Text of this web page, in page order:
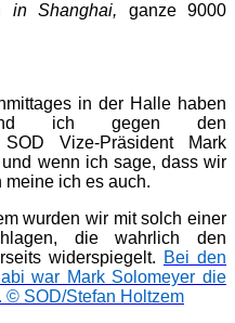
in Shanghai, ganze 9000
in der Halle haben
ich gegen den
SOD Vize-Präsident Mark
wenn ich sage, dass wir
meine ich es auch.
wurden wir mit solch einer
die wahrlich den
widerspiegelt. Bei den
war Mark Solomeyer die
© SOD/Stefan Holtzem